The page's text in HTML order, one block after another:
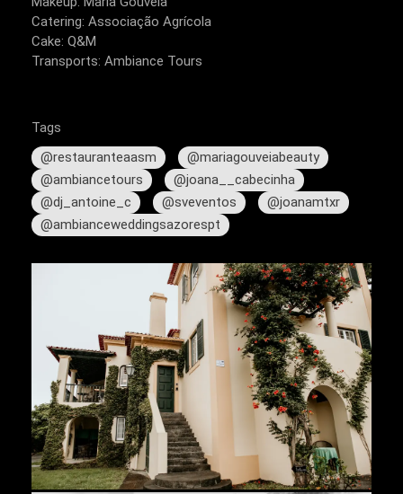
Catering: Associação Agrícola
Cake: Q&M
Transports: Ambiance Tours
Tags
@restauranteaasm
@mariagouveiabeauty
@ambiancetours
@joana__cabecinha
@dj_antoine_c
@sveventos
@joanamtxr
@ambianceweddingsazorespt